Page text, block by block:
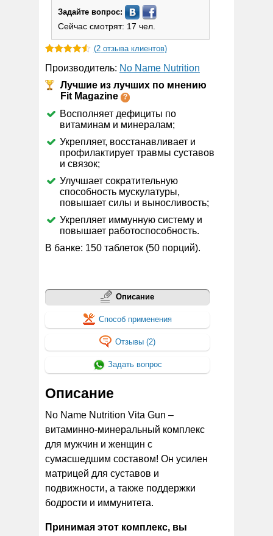
Задайте вопрос:
Сейчас смотрят: 17 чел.
4.50из 5
на основе
опроса
пользователей
(2отзыва клиентов)
Производитель: No Name Nutrition
Лучшие из лучших по мнению
Fit Magazine
Восполняет дефициты по
витаминам и минералам;
Укрепляет, восстанавливает и
профилактирует травмы суставов
и связок;
Улучшает сократительную
способность мускулатуры,
повышает силы и выносливость;
Укрепляет иммунную систему и
повышает работоспособность.
В банке: 150 таблеток (50 порций).
Описание
Способ применения
Отзывы (2)
Задать вопрос
Описание
No Name Nutrition Vita Gun –
витаминно-минеральный комплекс
для мужчин и женщин с
сумасшедшим составом! Он усилен
матрицей для суставов и
подвижности, а также поддержки
бодрости и иммунитета.
Принимая этот комплекс, вы